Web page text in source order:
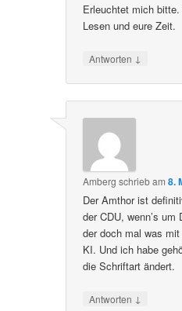
Erleuchtet mich
Lesen und eure Zeit.
Antworten ↓
Amberg schriebam8.
Der Amthor ist
der CDU, wenn’s
der doch mal was
KI. Und ich habe
die Schriftart ändert.
Antworten ↓